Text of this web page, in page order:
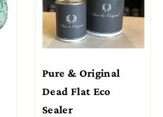
Pure & Original
Dead Flat Eco
Sealer